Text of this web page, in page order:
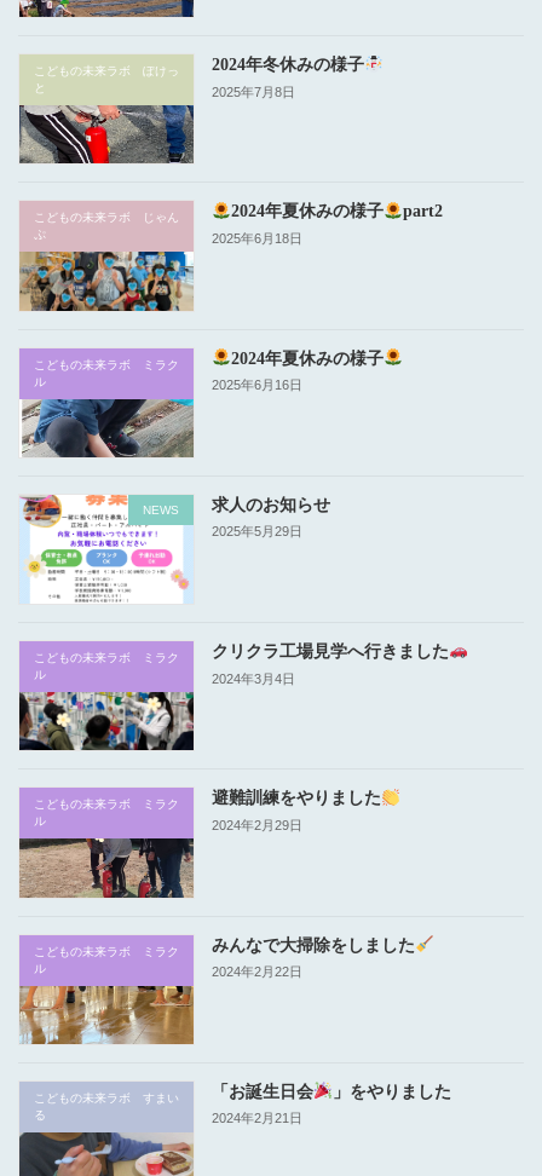
こどもの未来ラボ ぽけっ
と
2024年冬休みの様子
2025年7月8日
こどもの未来ラボ じゃん
ぷ
2024年夏休みの様子 part2
2025年6月18日
こどもの未来ラボ ミラク
ル
2024年夏休みの様子
2025年6月16日
NEWS 求人のお知らせ
2025年5月29日
こどもの未来ラボ ミラク
ル
クリクラ工場見学へ行きました
2024年3月4日
こどもの未来ラボ ミラク
ル
避難訓練をやりました
2024年2月29日
こどもの未来ラボ ミラク
ル
みんなで大掃除をしました
2024年2月22日
こどもの未来ラボ すまい
る
「お誕生日会 」をやりました
2024年2月21日